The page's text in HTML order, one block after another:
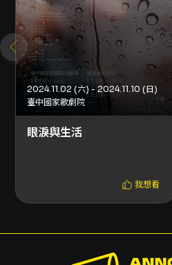
可選擇的取票方式請依
以不同取票方式領取多張
限額限制。 退票與換票
須在演出日 10 日前（不
法受理。例：演出日為
6/19。 - 退票手續費：每
10% 手續費。換票視同退
買。 - 申請方式： - 使用
以信用卡、行動支付或文
退票或以掛號郵寄票券與
郵戳為憑。詳細作業流程
點數折抵，退票時系統會
於扣除退票手續費後優先
2024.11.02 (六) - 2024.11.10 (日)
臺中國家歌劇院
眼淚與生活
我想看